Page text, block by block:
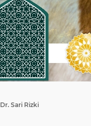
Dr. Sari Rizki